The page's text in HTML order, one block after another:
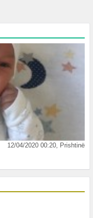
12/04/2020 00:20, Prishtinë